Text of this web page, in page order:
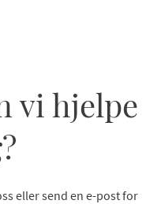
vi hjelpe
eller send en e-post for